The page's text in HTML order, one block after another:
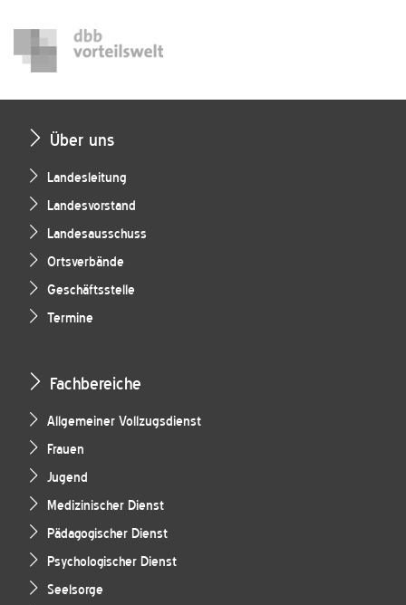
Über uns
Landesleitung
Landesvorstand
Landesausschuss
Ortsverbände
Geschäftsstelle
Termine
Fachbereiche
Allgemeiner Vollzugsdienst
Frauen
Jugend
Medizinischer Dienst
Pädagogischer Dienst
Psychologischer Dienst
Seelsorge